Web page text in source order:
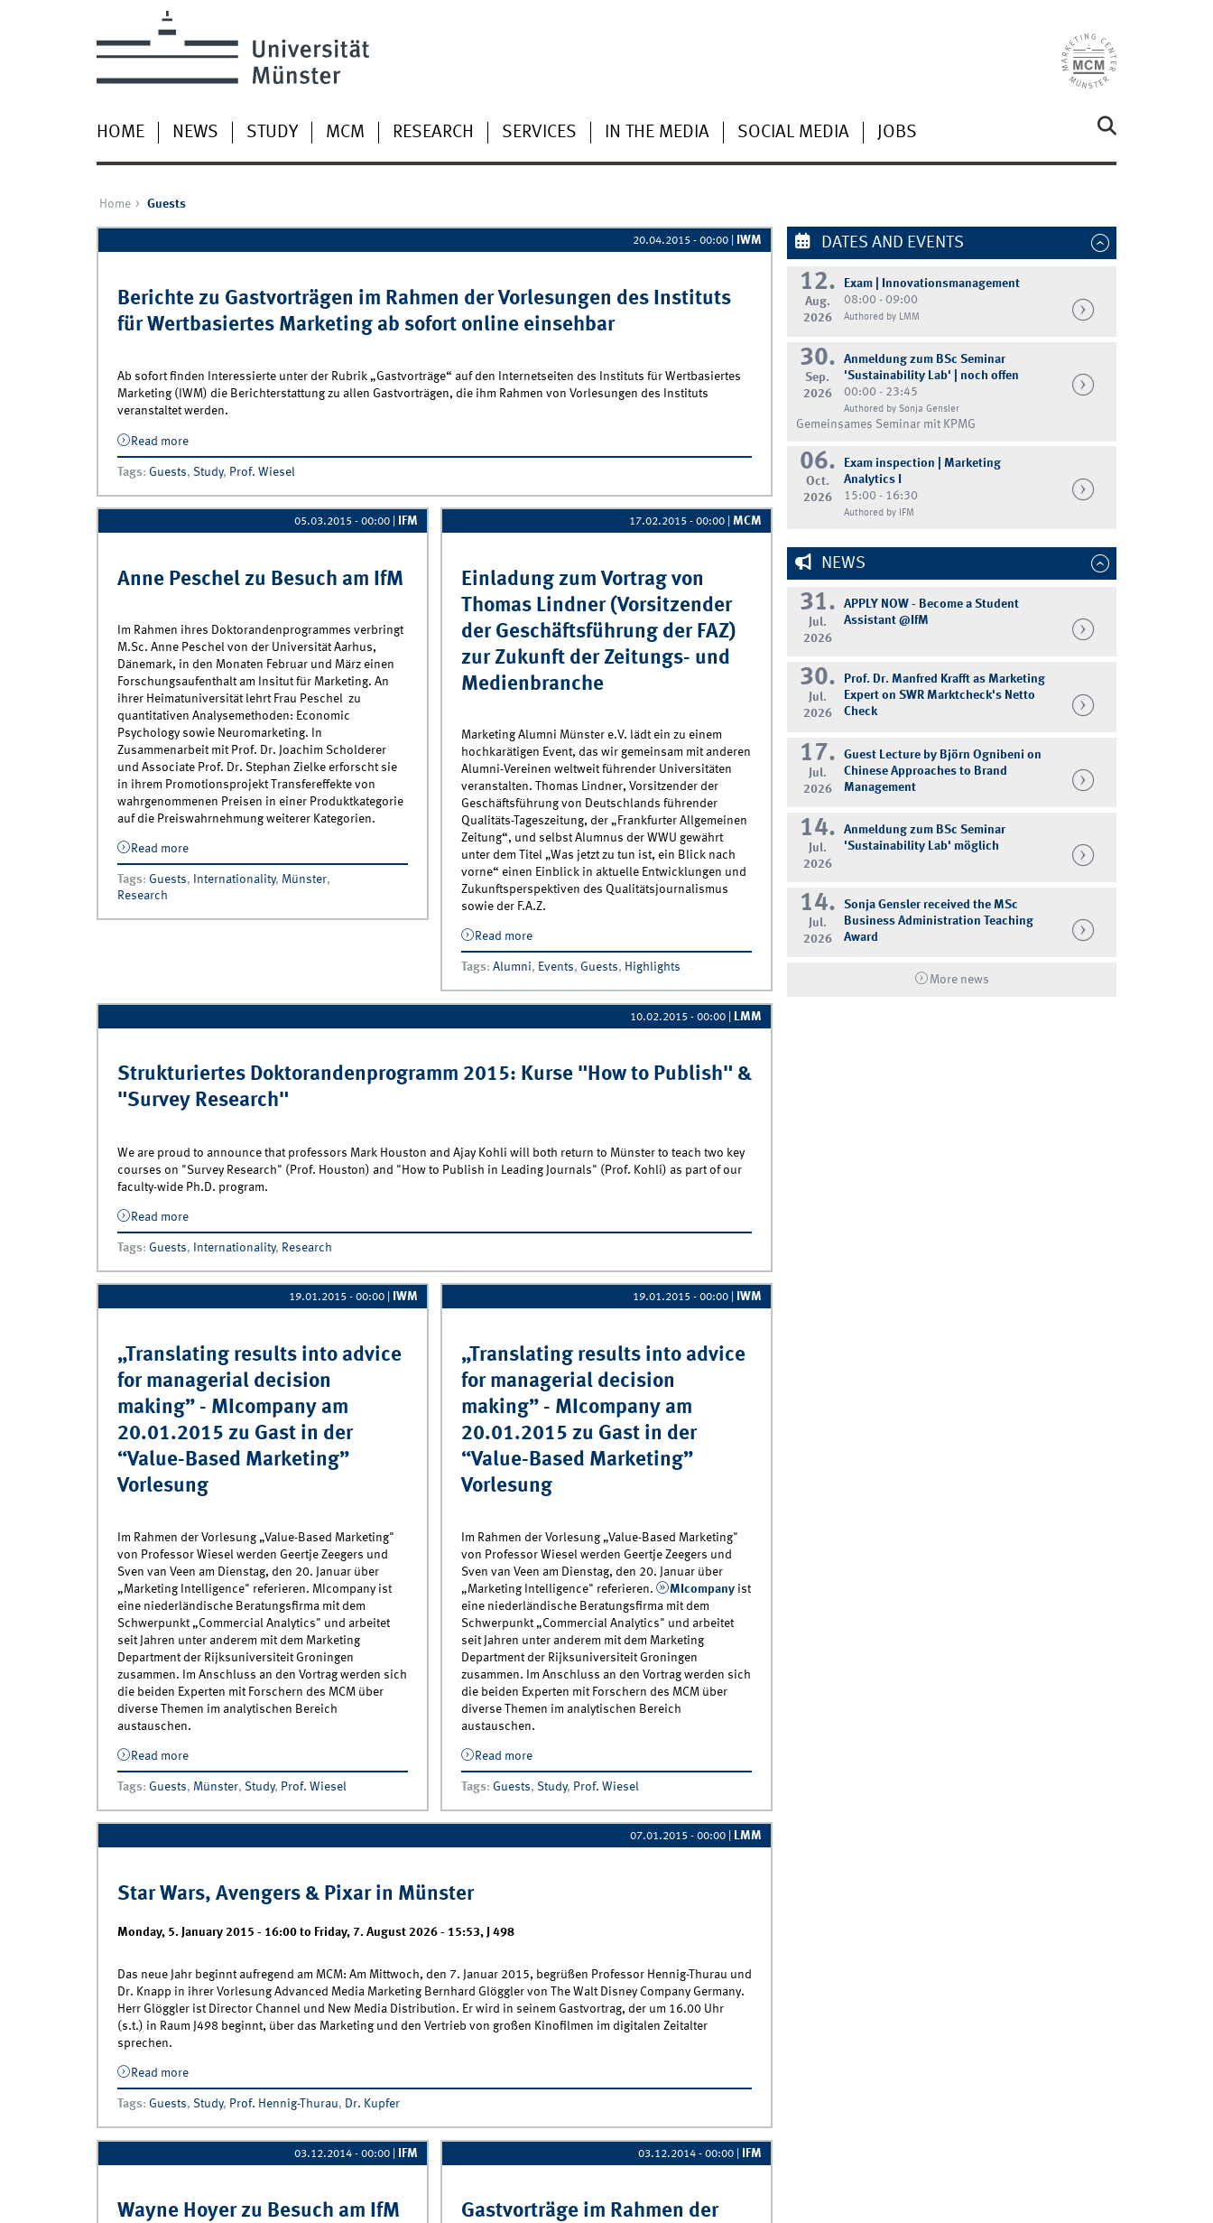
HOME NEWS STUDY MCM RESEARCH SERVICES IN THE MEDIA SOCIAL MEDIA JOBS
Home Guests
20.04.2015 - 00:00 IWM
Berichte zu Gastvorträgen im Rahmen der Vorlesungen des Instituts
für Wertbasiertes Marketing ab sofort online einsehbar
Ab sofort finden Interessierte unter der Rubrik „Gastvorträge“ auf den Internetseiten des Instituts für Wertbasiertes
Marketing (IWM) die Berichterstattung zu allen Gastvorträgen, die ihm Rahmen von Vorlesungen des Instituts
veranstaltet werden.
Read more
sofort online einsehbar
Tags: Guests, Study, Prof. Wiesel
05.03.2015 - 00:00 IFM
Anne Peschel zu Besuch am IfM
Im Rahmen ihres Doktorandenprogrammes verbringt
M.Sc. Anne Peschel von der Universität Aarhus,
Dänemark, in den Monaten Februar und März einen
Forschungsaufenthalt am Insitut für Marketing. An
ihrer Heimatuniversität lehrt Frau Peschel zu
quantitativen Analysemethoden: Economic
Psychology sowie Neuromarketing. In
Zusammenarbeit mit Prof. Dr. Joachim Scholderer
und Associate Prof. Dr. Stephan Zielke erforscht sie
in ihrem Promotionsprojekt Transfereffekte von
wahrgenommenen Preisen in einer Produktkategorie
auf die Preiswahrnehmung weiterer Kategorien.
Read more
Tags: Guests, Internationality, Münster,
Research
17.02.2015 - 00:00 |MCM
Einladung zum Vortrag von
Thomas Lindner (Vorsitzender
der Geschäftsführung der FAZ)
zur Zukunft der Zeitungs- und
Medienbranche
Marketing Alumni Münster e.V. lädt ein zu einem
hochkarätigen Event, das wir gemeinsam mit anderen
Alumni-Vereinen weltweit führender Universitäten
veranstalten. Thomas Lindner, Vorsitzender der
Geschäftsführung von Deutschlands führender
Qualitäts-Tageszeitung, der „Frankfurter Allgemeinen
Zeitung“, und selbst Alumnus der WWU gewährt
unter dem Titel „Was jetzt zu tun ist, ein Blick nach
vorne“ einen Einblick in aktuelle Entwicklungen und
Zukunftsperspektiven des Qualitätsjournalismus
sowie der F.A.Z.
Read more
Lindner (Vorsitzender der Geschäftsführung
der FAZ) zur Zukunft der Zeitungs- und
Tags: Alumni, Events, Guests, Highlights
10.02.2015 - 00:00 LMM
Strukturiertes Doktorandenprogramm 2015: Kurse "How to Publish" &
"Survey Research"
We are proud to announce that professors Mark Houston and Ajay Kohli will both return to Münster to teach two key
courses on "Survey Research" (Prof. Houston) and "How to Publish in Leading Journals" (Prof. Kohli) as part of our
faculty-wide Ph.D. program.
Read more
&quot;Survey Research&quot;
Tags: Guests, Internationality, Research
19.01.2015 - 00:00 IWM
„Translating results into advice
for managerial decision
making” - MIcompany am
20.01.2015 zu Gast in der
“Value-Based Marketing”
Vorlesung
Im Rahmen der Vorlesung „Value-Based Marketing"
von Professor Wiesel werden Geertje Zeegers und
Sven van Veen am Dienstag, den 20. Januar über
„Marketing Intelligence" referieren. MIcompany ist
eine niederländische Beratungsfirma mit dem
Schwerpunkt „Commercial Analytics" und arbeitet
seit Jahren unter anderem mit dem Marketing
Department der Rijksuniversiteit Groningen
zusammen. Im Anschluss an den Vortrag werden sich
die beiden Experten mit Forschern des MCM über
diverse Themen im analytischen Bereich
austauschen.
Read more
managerial decision making” - MIcompany
am 20.01.2015 zu Gast in der “Value-Based
Tags: Guests, Münster, Study, Prof. Wiesel
19.01.2015 - 00:00 IWM
„Translating results into advice
for managerial decision
making” - MIcompany am
20.01.2015 zu Gast in der
“Value-Based Marketing”
Vorlesung
Im Rahmen der Vorlesung „Value-Based Marketing"
von Professor Wiesel werden Geertje Zeegers und
Sven van Veen am Dienstag, den 20. Januar über
„Marketing Intelligence" referieren.
MIcompany ist
eine niederländische Beratungsfirma mit dem
Schwerpunkt „Commercial Analytics" und arbeitet
seit Jahren unter anderem mit dem Marketing
Department der Rijksuniversiteit Groningen
zusammen. Im Anschluss an den Vortrag werden sich
die beiden Experten mit Forschern des MCM über
diverse Themen im analytischen Bereich
austauschen.
Read more
managerial decision making” - MIcompany
am 20.01.2015 zu Gast in der “Value-Based
Tags: Guests, Study, Prof. Wiesel
07.01.2015 - 00:00 LMM
Star Wars, Avengers & Pixar in Münster
Monday, 5. January 2015 - 16:00to Friday, 7. August 2026 - 15:53, J 498
Das neue Jahr beginnt aufregend am MCM: Am Mittwoch, den 7. Januar 2015, begrüßen Professor Hennig-Thurau und
Dr. Knapp in ihrer Vorlesung Advanced Media Marketing Bernhard Glöggler von The Walt Disney Company Germany.
Herr Glöggler ist Director Channel und New Media Distribution. Er wird in seinem Gastvortrag, der um 16.00 Uhr
(s.t.) in Raum J498 beginnt, über das Marketing und den Vertrieb von großen Kinofilmen im digitalen Zeitalter
sprechen.
Read more
Tags: Guests, Study, Prof. Hennig-Thurau, Dr. Kupfer
03.12.2014 - 00:00 IFM
Wayne Hoyer zu Besuch am IfM
03.12.2014 - 00:00 IFM
Gastvorträge im Rahmen der
DATES AND EVENTS
12.
Aug.
2026
Exam | Innovationsmanagement
08:00 - 09:00
Authored by LMM
30.
Sep.
2026
Anmeldung zum BSc Seminar
'Sustainability Lab' | noch offen
00:00 - 23:45
Authored by Sonja Gensler
Gemeinsames Seminar mit KPMG
06.
Oct.
2026
Exam inspection | Marketing
Analytics I
15:00 - 16:30
Authored by IFM
NEWS
31.
Jul.
2026
APPLY NOW - Become a Student
Assistant @IfM
30.
Jul.
2026
Prof. Dr. Manfred Krafft as Marketing
Expert on SWR Marktcheck's Netto
Check
17.
Jul.
2026
Guest Lecture by Björn Ognibeni on
Chinese Approaches to Brand
Management
14.
Jul.
2026
Anmeldung zum BSc Seminar
'Sustainability Lab' möglich
14.
Jul.
2026
Sonja Gensler received the MSc
Business Administration Teaching
Award
More news